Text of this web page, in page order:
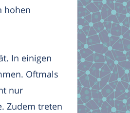
hohen
In einigen
Oftmals
nur
Zudem treten